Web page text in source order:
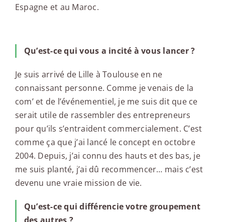
Espagne et au Maroc.
Qu’est-ce qui vous a incité à vous lancer ?
Je suis arrivé de Lille à Toulouse en ne
connaissant personne. Comme je venais de la
com’ et de l’événementiel, je me suis dit que ce
serait utile de rassembler des entrepreneurs
pour qu’ils s’entraident commercialement. C’est
comme ça que j’ai lancé le concept en octobre
2004. Depuis, j’ai connu des hauts et des bas, je
me suis planté, j’ai dû recommencer… mais c’est
devenu une vraie mission de vie.
Qu’est-ce qui différencie votre groupement